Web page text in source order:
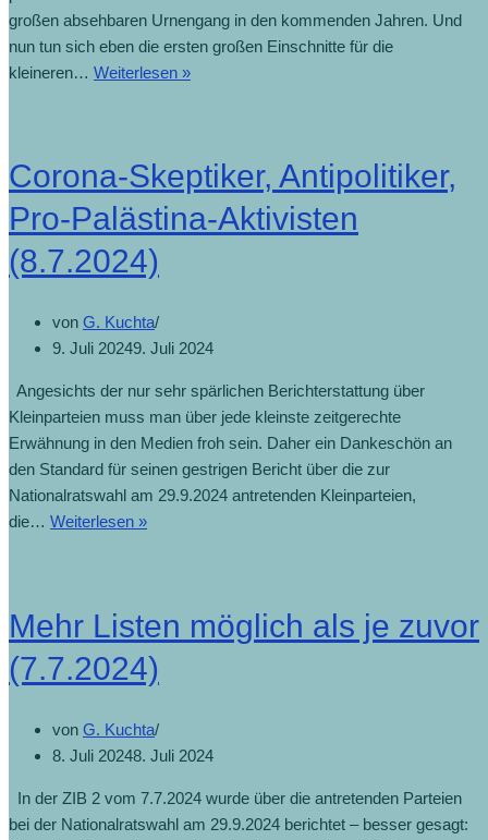
großen absehbaren Urnengang in den kommenden Jahren. Und
nun tun sich eben die ersten großen Einschnitte für die
kleineren… Weiterlesen »Dafür
kein
mehr
Corona-Skeptiker, Antipolitiker,
Pro-Palästina-Aktivisten
(8.7.2024)
von G. Kuchta
9. Juli 20249. Juli 2024
Angesichts der nur sehr spärlichen Berichterstattung über
Kleinparteien muss man über jede kleinste zeitgerechte
Erwähnung in den Medien froh sein. Daher ein Dankeschön an
den Standard für seinen gestrigen Bericht über die zur
Nationalratswahl am 29.9.2024 antretenden Kleinparteien,
die… Weiterlesen »Corona-
Palästina-
(8.7.2024)
Mehr Listen möglich als je zuvor
(7.7.2024)
von G. Kuchta
8. Juli 20248. Juli 2024
In der ZIB 2 vom 7.7.2024 wurde über die antretenden Parteien
bei der Nationalratswahl am 29.9.2024 berichtet – besser gesagt: